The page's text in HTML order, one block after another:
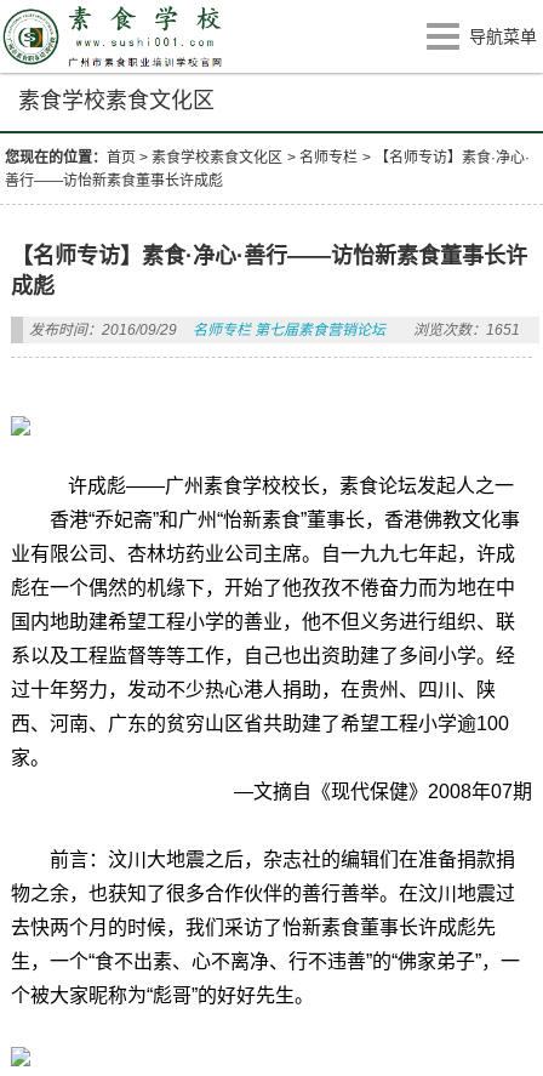
导航菜单
素食学校素食文化区
您现在的位置：首页 >素食学校素食文化区 >名师专栏 >
【名师专访】素食·净心·
善行——访怡新素食董事长许成彪
【名师专访】素食·净心·善行——访怡新素食董事长许
成彪
发布时间：2016/09/29 名师专栏 第七届素食营销论坛 浏览次数：1651
许成彪——广州素食学校校长，素食论坛发起人之一
香港“乔妃斋”和广州“怡新素食”董事长，香港佛教文化事
业有限公司、杏林坊药业公司主席。自一九九七年起，许成
彪在一个偶然的机缘下，开始了他孜孜不倦奋力而为地在中
国内地助建希望工程小学的善业，他不但义务进行组织、联
系以及工程监督等等工作，自己也出资助建了多间小学。经
过十年努力，发动不少热心港人捐助，在贵州、四川、陕
西、河南、广东的贫穷山区省共助建了希望工程小学逾100
家。
—文摘自《现代保健》2008年07期
前言： 汶川大地震之后，杂志社的编辑们在准备捐款捐
物之余，也获知了很多合作伙伴的善行善举。在汶川地震过
去快两个月的时候，我们采访了怡新素食董事长许成彪先
生，一个“食不出素、心不离净、行不违善”的“佛家弟子”，一
个被大家昵称为“彪哥”的好好先生。